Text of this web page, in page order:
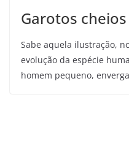
Garotos
Sabe aquela ilustração,
evolução da espécie
homem pequeno,